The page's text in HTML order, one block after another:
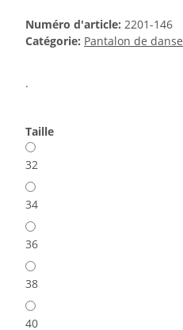
Numéro d'article: 2201-146
Catégorie: Pantalon de danse
.
Taille
32
34
36
38
40